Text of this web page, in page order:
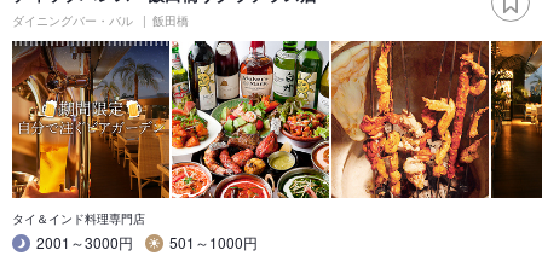
ダイニングバー・バル 飯田橋
タイ＆インド料理専門店
2001～3000円
501～1000円